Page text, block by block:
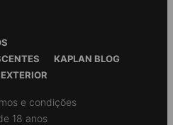
KAPLAN BLOG
e condições
18 anos